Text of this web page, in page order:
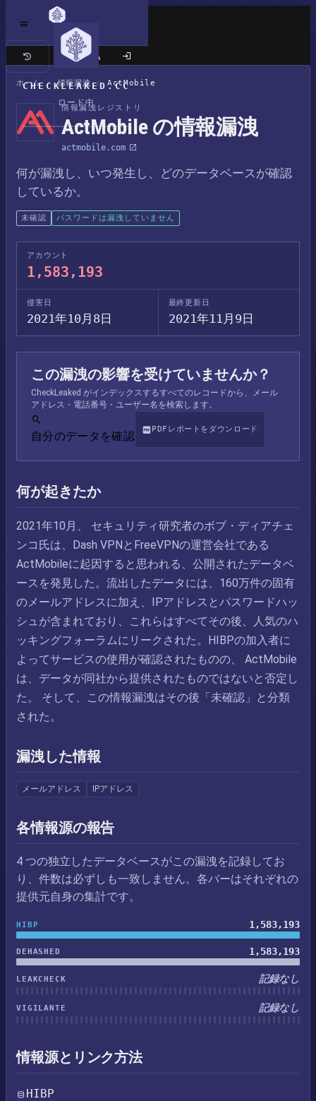
CHECKLEAKED.CC
ロード中
クラシックサイト
ホーム / 情報漏洩 / ActMobile
情報漏洩レジストリ
ActMobile の情報漏洩
actmobile.com
何が漏洩し、いつ発生し、どのデータベースが確認
しているか。
未確認 パスワードは漏洩していません
アカウント
1,583,193
侵害日
2021年10月8日
最終更新日
2021年11月9日
この漏洩の影響を受けていませんか？
CheckLeaked がインデックスするすべてのレコードから、メール
アドレス・電話番号・ユーザー名を検索します。
自分のデータを確認
PDFレポートをダウンロード
何が起きたか
2021年10月、 セキュリティ研究者のボブ・ディアチェ
ンコ氏は、Dash VPNとFreeVPNの運営会社である
ActMobileに起因すると思われる、公開されたデータベ
ースを発見した。流出したデータには、160万件の固有
のメールアドレスに加え、IPアドレスとパスワードハッ
シュが含まれており、これらはすべてその後、人気のハ
ッキングフォーラムにリークされた。HIBPの加入者に
よってサービスの使用が確認されたものの、 ActMobile
は、データが同社から提供されたものではないと否定し
た。 そして、この情報漏洩はその後「未確認」と分類
された。
漏洩した情報
メールアドレス IPアドレス
各情報源の報告
4 つの独立したデータベースがこの漏洩を記録してお
り、件数は必ずしも一致しません。各バーはそれぞれの
提供元自身の集計です。
HIBP 1,583,193
DEHASHED 1,583,193
LEAKCHECK 記録なし
VIGILANTE 記録なし
情報源とリンク方法
HIBP